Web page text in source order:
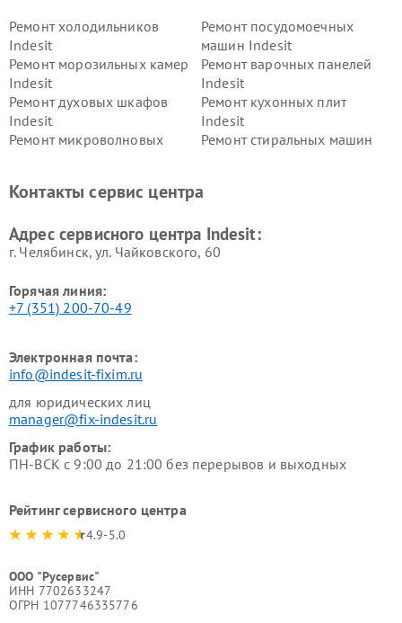
Ремонт холодильников
Indesit
Ремонт посудомоечных
машин Indesit
Ремонт морозильных камер
Indesit
Ремонт варочных панелей
Indesit
Ремонт духовых шкафов
Indesit
Ремонт кухонных плит
Indesit
Ремонт микроволновых
Ремонт стиральных машин
Indesit
Indesit
Контакты сервис центра
Адрес сервисного центра Indesit:
г. Челябинск, ул. Чайковского, 60
Горячая линия:
+7 (351) 200-70-49
Электронная почта:
info@indesit-fixim.ru
для юридических лиц
manager@fix-indesit.ru
График работы:
ПН-ВСК с 9:00 до 21:00 без перерывов и выходных
Рейтинг сервисного центра
4.9-5.0
ООО "Русервис"
ИНН 7702633247
ОГРН 1077746335776